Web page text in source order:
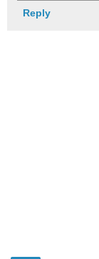
Reply